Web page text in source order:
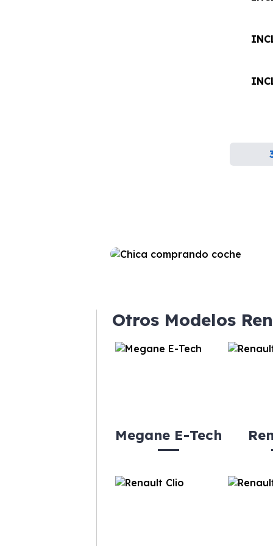
Otros Modelos
Megane E-Tech